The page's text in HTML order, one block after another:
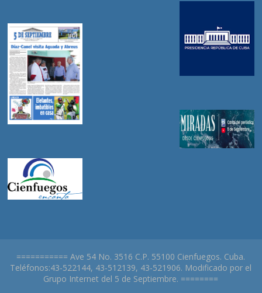
=========== Ave 54 No. 3516 C.P. 55100 Cienfuegos. Cuba.
Teléfonos:43-522144, 43-512139, 43-521906. Modificado por el
Grupo Internet del 5 de Septiembre. ========